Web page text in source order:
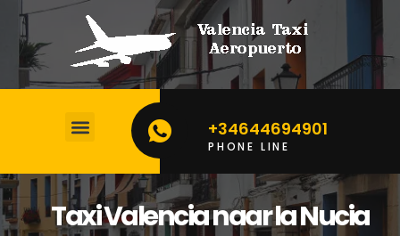
+34644694901
PHONE LINE
Taxi Valencia naar la Nucia